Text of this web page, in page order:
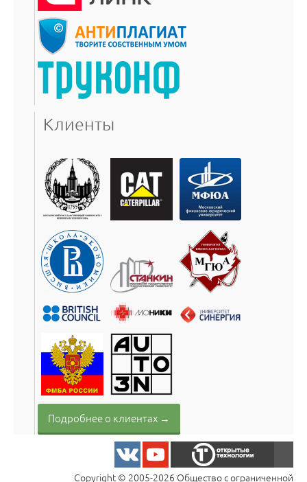
Клиенты
Подробнее о клиентах →
Copyright © 2005-2026 Общество с ограниченной